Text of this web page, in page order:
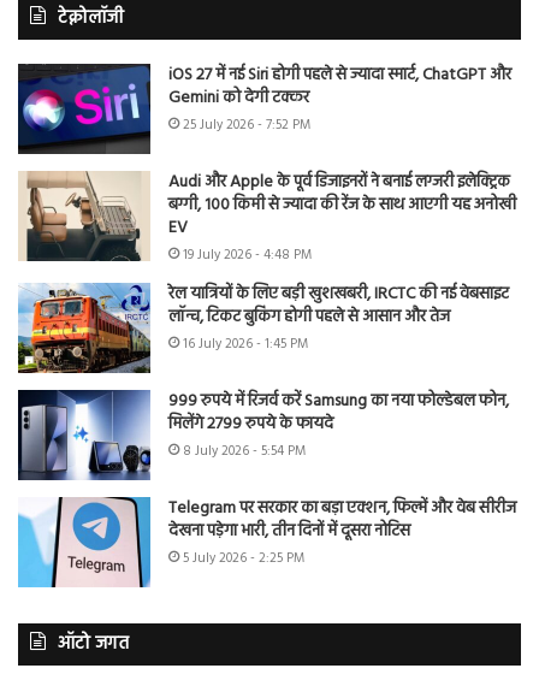
टेक्नोलॉजी
iOS 27 में नई Siri होगी पहले से ज्यादा स्मार्ट, ChatGPT और
Gemini को देगी टक्कर
25 July 2026 - 7:52 PM
Audi और Apple के पूर्व डिजाइनरों ने बनाई लग्जरी इलेक्ट्रिक
बग्गी, 100 किमी से ज्यादा की रेंज के साथ आएगी यह अनोखी
EV
19 July 2026 - 4:48 PM
रेल यात्रियों के लिए बड़ी खुशखबरी, IRCTC की नई वेबसाइट
लॉन्च, टिकट बुकिंग होगी पहले से आसान और तेज
16 July 2026 - 1:45 PM
999 रुपये में रिजर्व करें Samsung का नया फोल्डेबल फोन,
मिलेंगे 2799 रुपये के फायदे
8 July 2026 - 5:54 PM
Telegram पर सरकार का बड़ा एक्शन, फिल्में और वेब सीरीज
देखना पड़ेगा भारी, तीन दिनों में दूसरा नोटिस
5 July 2026 - 2:25 PM
ऑटो जगत